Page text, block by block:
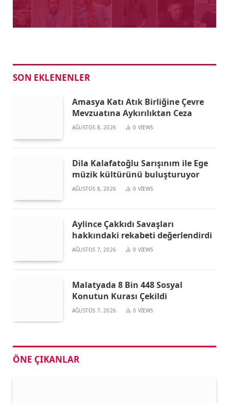
SON EKLENENLER
Amasya Katı Atık Birliğine Çevre
Mevzuatına Aykırılıktan Ceza
AĞUSTOS 8, 2026 0 VIEWS
Dila Kalafatoğlu Sarışınım ile Ege
müzik kültürünü buluşturuyor
AĞUSTOS 8, 2026 0 VIEWS
Aylince Çakkıdı Savaşları
hakkındaki rekabeti değerlendirdi
AĞUSTOS 7, 2026 0 VIEWS
Malatyada 8 Bin 448 Sosyal
Konutun Kurası Çekildi
AĞUSTOS 7, 2026 0 VIEWS
ÖNE ÇIKANLAR